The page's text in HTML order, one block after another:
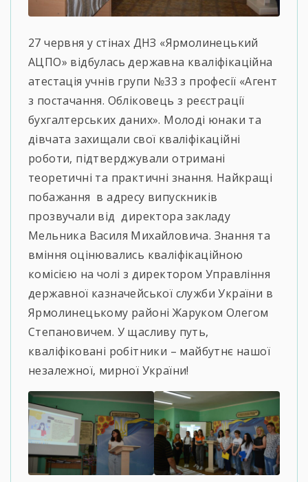
27 червня у стінах ДНЗ «Ярмолинецький
АЦПО» відбулась державна кваліфікаційна
атестація учнів групи №33 з професії «Агент
з постачання. Обліковець з реєстрації
бухгалтерських даних». Молоді юнаки та
дівчата захищали свої кваліфікаційні
роботи, підтверджували отримані
теоретичні та практичні знання. Найкращі
побажання в адресу випускників
прозвучали від директора закладу
Мельника Василя Михайловича. Знання та
вміння оцінювались кваліфікаційною
комісією на чолі з директором Управління
державної казначейської служби України в
Ярмолинецькому районі Жаруком Олегом
Степановичем. У щасливу путь,
кваліфіковані робітники – майбутнє нашої
незалежної, мирної України!